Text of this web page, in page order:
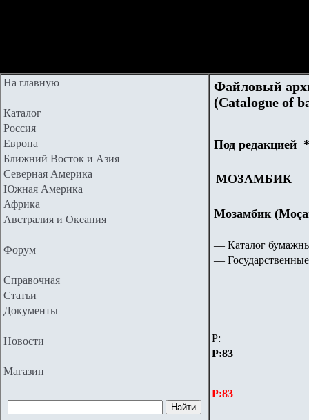
На главную
Каталог
Россия
Европа
Ближний Восток и Азия
Северная Америка
Южная Америка
Африка
Австралия и Океания
Форум
Справочная
Статьи
Документы
Новости
Магазин
Файловый
(Catalogue of
Под редакцией
МОЗАМБИК
Мозамбик
— Каталог
—
P:
P:83
P:83